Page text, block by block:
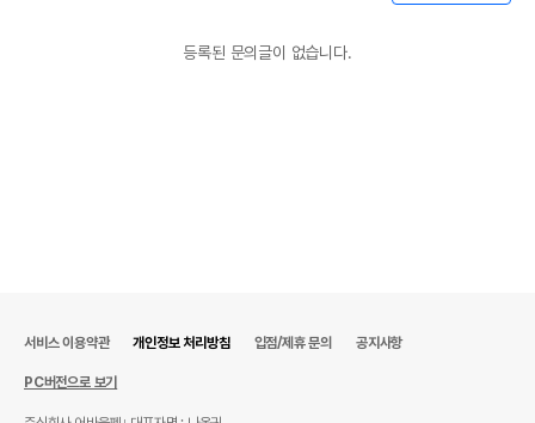
등록된 문의글이 없습니다.
서비스 이용약관 개인정보 처리방침 입점/제휴 문의 공지사항
PC버전으로 보기